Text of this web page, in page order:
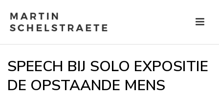
SPEECH BIJ SOLO EXPOSITIE
DE OPSTAANDE MENS